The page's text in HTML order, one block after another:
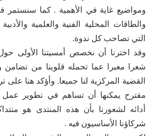
ومواضيع غاية في الأهمية . كما سنستمر
والطاقات المحلية الفنية والعلمية
التي تصاحب كل ندوة.
وقد اخترنا أن نخصص أمسيتنا الأولى
شعرا معبرا عما تحمله قلوينا من تضامن
القضية المركزية لنا جميعا. وأؤكد هنا على
مقترح يمكنها أن تساهم في تطوير عمل
أدائه لشعورنا بأن هذه المنتدى هو
شركاؤنا الأساسيون فيه .